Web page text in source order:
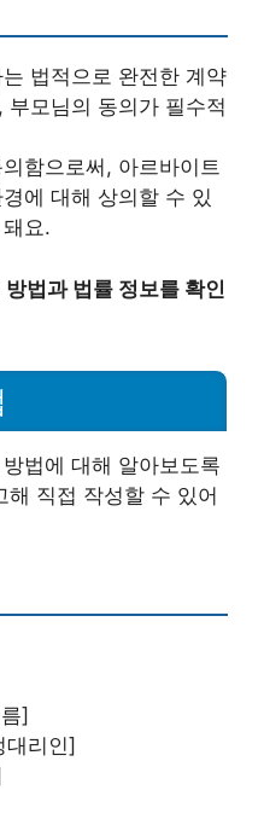
법적으로 완전한 계약
부모님의 동의가 필수적
함으로써, 아르바이트
에 대해 상의할 수 있
요.
법과 법률 정보를 확인
법에 대해 알아보도록
해 직접 작성할 수 있어
]
리인]